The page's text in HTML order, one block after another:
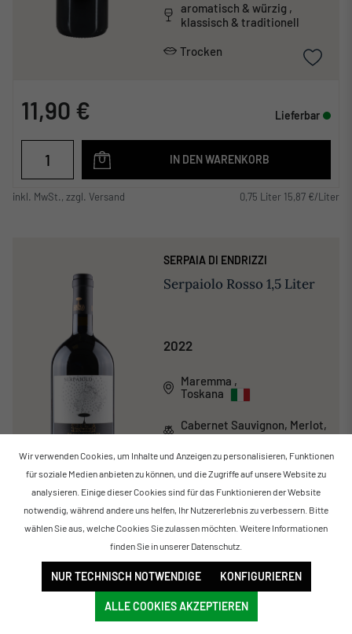
aromatisch & würzig ,
klassisch & traditionell
Trocken
11,90 € Lieferbar
IN DEN WARENKORB
inkl. MwSt., zzgl. Versand 0,75 Liter 15,87 €/Liter
SERPAIA DI ENDRIZZI
Serpaiolo Rosso 1,5 Liter
2022
Maremma ,
Toskana
Cabernet Sauvignon, Merlot,
Sangiovese
aromatisch & würzig ,
klassisch & traditionell
Trocken
29,00 € Lieferbar
IN DEN WARENKORB
Wir verwenden Cookies, um Inhalte und Anzeigen zu personalisieren, Funktionen
für soziale Medien anbieten zu können, und die Zugriffe auf unsere Website zu
analysieren. Einige dieser Cookies sind für das Funktionieren der Website
notwendig, während andere uns helfen, Ihr Nutzererlebnis zu verbessern. Bitte
wählen Sie aus, welche Cookies Sie zulassen möchten. Weitere Informationen
finden Sie in unserer Datenschutz
NUR TECHNISCH NOTWENDIGE KONFIGURIEREN
ALLE COOKIES AKZEPTIEREN